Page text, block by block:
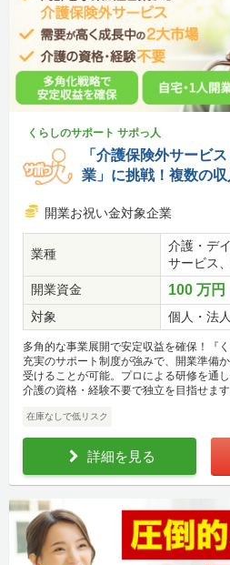
くらしのサポート サポっ人
「介護保険外サービ
業」に挑戦！複数の
開業お祝い金対象企業
業種
介護・デ
サービス
開業資金
100 万円
対象 個人・法人
多角的な事業展開で安定収益を確保！『
充実のサポート制度が強みで、開業準備
受けることが可能。プロによる研修を通
介護の資格・経験不要で独立を目指せます
在庫なしで低リスク
詳細を見る